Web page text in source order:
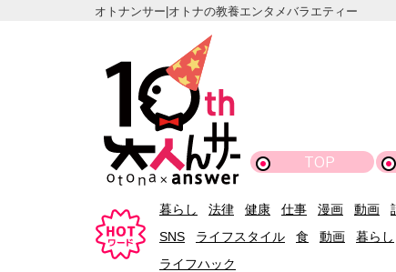
オトナンサー|オトナの教養エンタメバラエティー
TOP
暮らし 法律 健康 仕事 漫画 動画
SNS
ライフスタイル 食 動画 暮らし
ライフハック